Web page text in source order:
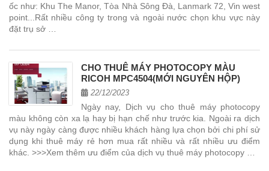
ốc như: Khu The Manor, Tòa Nhà Sông Đà, Lanmark 72, Vin west
point...Rất nhiều công ty trong và ngoài nước chọn khu vực này
đặt trụ sở …
CHO THUÊ MÁY PHOTOCOPY MÀU
RICOH MPC4504(MỚI NGUYÊN HỘP)
22/12/2023
Ngày nay, Dịch vụ cho thuê máy photocopy
màu không còn xa lạ hay bị hạn chế như trước kia. Ngoài ra dịch
vụ này ngày càng được nhiều khách hàng lựa chọn bởi chi phí sử
dụng khi thuê máy rẻ hơn mua rất nhiều và rất nhiều ưu điểm
khác. >>>Xem thêm ưu điểm của dịch vụ thuê máy photocopy …